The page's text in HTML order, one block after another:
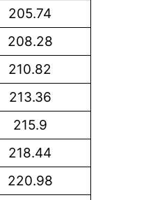
205.74
208.28
210.82
213.36
215.9
218.44
220.98